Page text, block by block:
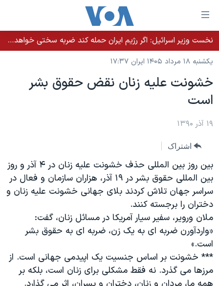
لینکهای
قابل
دسترسی
جهش
محتوای
اصلی
به
اصلی
جهش
به
جستجو
خانه
نسخه سبک وب‌سایت
موضوع ها
ایران
آمریکا
گزیده‌ها
ویژه برنامه‌ها
ویدیوها
فرهنگ و زندگی
حقوق شهروندی
اقتصادی
علم و فناوری
برنامه های تلویزیونی
جدول برنامه ها
صفحه‌های ویژه
عملیات خشم حماسی
۲۵۰سالگی آمریکا
بایگانی برنامه‌های تلویزیونی
مستندها
انتخابات ریاست جمهوری آمریکا ۲۰۲۴
حمله جمهوری اسلامی به اسرائیل
رمز مهسا
فرکانس‌های صدای آمریکا
پخش رادیویی
یادگیری زبان انگلیسی
دنبال کنید
نخست وزیر اسرائيل: اگر رژیم ایران حمله کند ضربه سختی خواهد خورد
یکشنبه ۱۸ مرداد ۱۴۰۵ ایران ۱۷:۳۷
خشونت علیه زنان نقض حقوق بشر
است
۱۹ آذر ۱۳۹۰
اشتراک
بین روز بین المللی حذف خشونت علیه زنان در ۴ آذر و روز
بین المللی حقوق بشر در ۱۹ آذر، هزاران سازمان و فعال در
سراسر جهان تلاش کردند بلای جهانی خشونت علیه زنان و
دختران را برجسته کنند.
ملان ورویر، سفیر سیار آمریکا در مسائل زنان، گفت:
«واردآورن ضربه ای به یک زن، ضربه ای به حقوق بشر
است.»
*** خشونت بر اساس جنسیت یک اپیدمی جهانی است. از
مرزها می گذرد. نه فقط مشکلی برای زنان است، بلکه بر